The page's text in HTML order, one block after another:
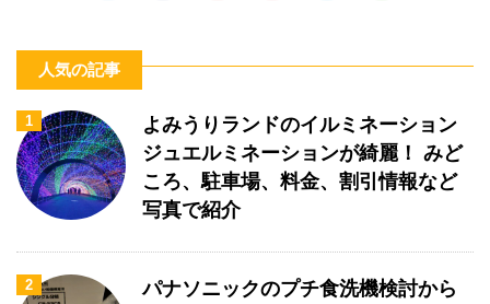
人気の記事
1
よみうりランドのイルミネーション
ジュエルミネーションが綺麗！ みど
ころ、駐車場、料金、割引情報など
写真で紹介
2
パナソニックのプチ食洗機検討から